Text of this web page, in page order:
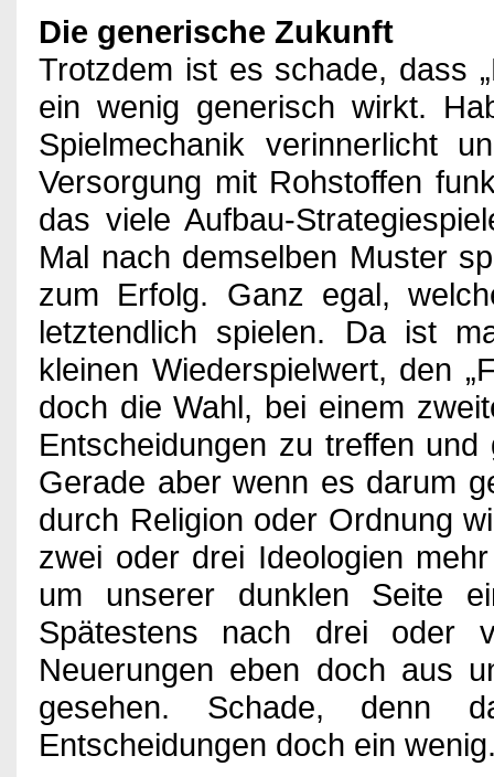
Die generische Zukunft
Trotzdem ist es schade, dass
ein wenig generisch wirkt.
Spielmechanik verinnerlicht
Versorgung mit Rohstoffen
das viele Aufbau-
Mal nach demselben Muster
zum Erfolg. Ganz egal,
letztendlich spielen. Da ist
kleinen Wiederspielwert, den
doch die Wahl, bei einem
Entscheidungen zu treffen
Gerade aber wenn es darum
durch Religion oder Ordnung
zwei oder drei Ideologien
um unserer dunklen Seite
Spätestens nach drei oder
Neuerungen eben doch aus
gesehen. Schade, denn
Entscheidungen doch ein